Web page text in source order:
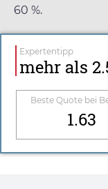
60 %.
Expertentipp
mehr als
Beste Quote bei
1.63